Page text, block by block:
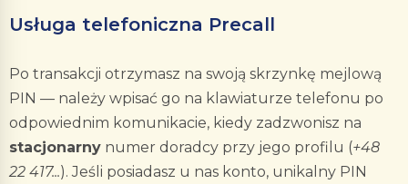
Usługa telefoniczna Precall
Po transakcji otrzymasz na swoją skrzynkę mejlową
PIN — należy wpisać go na klawiaturze telefonu po
odpowiednim komunikacie, kiedy zadzwonisz na
stacjonarny numer doradcy przy jego profilu (+48
22 417...). Jeśli posiadasz u nas konto, unikalny PIN